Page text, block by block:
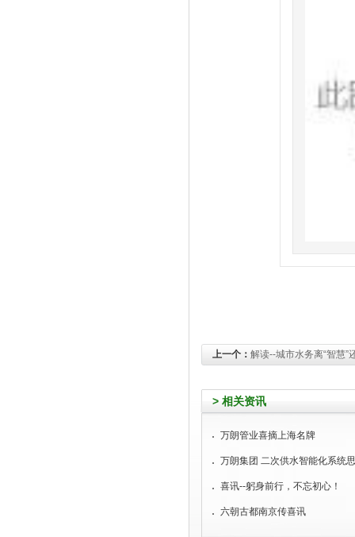
上一个： 解读--城市水务离“智慧”
> 相关资讯
万朗管业喜摘上海名牌
万朗集团 二次供水智能化系统
喜讯--躬身前行，不忘初心！
六朝古都南京传喜讯